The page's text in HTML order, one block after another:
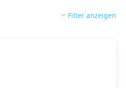
Filter anzeigen